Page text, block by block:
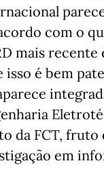
com o
mais
isso é bem
da FCT, fruto
em